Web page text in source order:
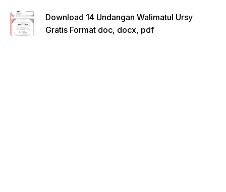
Download 14 Undangan Walimatul Ursy
Gratis Format doc, docx, pdf